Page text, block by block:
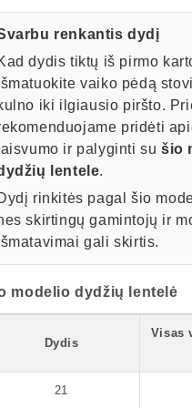
renkantis dydį
dydis tiktų iš pirmo
vaiko pėdą
iki ilgiausio piršto.
pridėti
ir palyginti sušio
lentele.
rinkitės pagal šio
skirtingų gamintojų ir
gali skirtis.
modelio dydžių lentelė
Dydis
Visas
21